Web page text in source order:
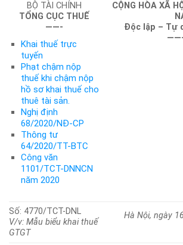
BỘ TÀI CHÍNH
TỔNG CỤC THUẾ
——-
Khai thuế trực
tuyến
Phạt chậm nộp
thuế khi chậm nộp
hồ sơ khai thuế cho
thuê tài sản.
Nghị định
68/2020/NĐ-CP
Thông tư
64/2020/TT-BTC
Công văn
1101/TCT-DNNCN
năm 2020
CỘNG HÒA XÃ
Độc lập – Tự
Số: 4770/TCT-DNL
V/v: Mẫu biểu khai thuế
GTGT
Hà Nội, ngày